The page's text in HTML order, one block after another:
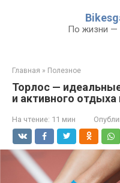
По жизни —
Главная » Полезное
Торлос —
и активного отдыха
На чтение: 11 мин